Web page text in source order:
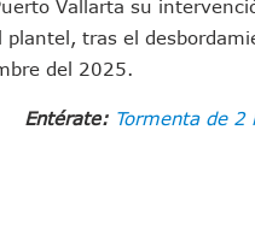
Cierra Filas Por La Defensa
De Yareli Colmenares Tovar
Acompaña A Cientos De
Vallarta su
tras el
del 2025.
Entérate: Tormenta de 2